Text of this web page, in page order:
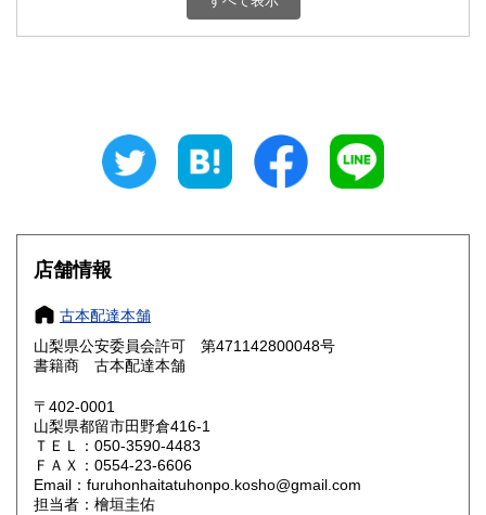
800円 三重県
大阪府
奈良県
鳥取県 800円 島根県
岡山県
山口県 800円
香川県 800円 愛媛県
店舗情報
古本配達本舗
山梨県公安委員会許可 第471142800048号
書籍商 古本配達本舗
〒402-0001
山梨県都留市田野倉416-1
ＴＥＬ：050-3590-4483
ＦＡＸ：0554-23-6606
Email：furuhonhaitatuhonpo.kosho@gmail.com
担当者：檜垣圭佑